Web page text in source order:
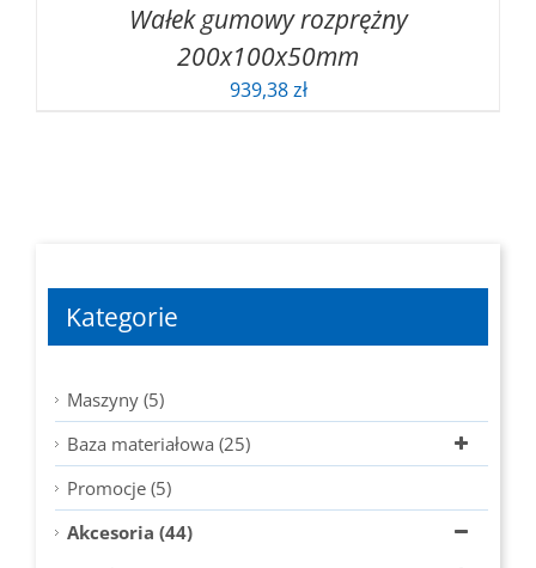
Wałek gumowy rozprężny
200x100x50mm
939,38zł
Kategorie
Maszyny (5)
Baza materiałowa (25)
Promocje (5)
Akcesoria (44)